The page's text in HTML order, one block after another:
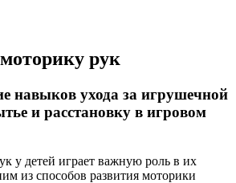
рук
навыков ухода за игрушечной
и расстановку в игровом
у детей играет важную роль в их
из способов развития моторики